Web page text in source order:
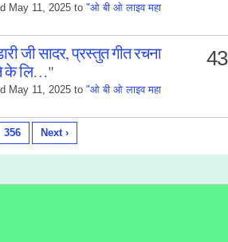
May 11, 2025 to "ओ बी ओ लाइव महा
जी सादर, प्रस्तुत गीत रचना
के लि…"
May 11, 2025 to "ओ बी ओ लाइव महा
43
356 Next ›